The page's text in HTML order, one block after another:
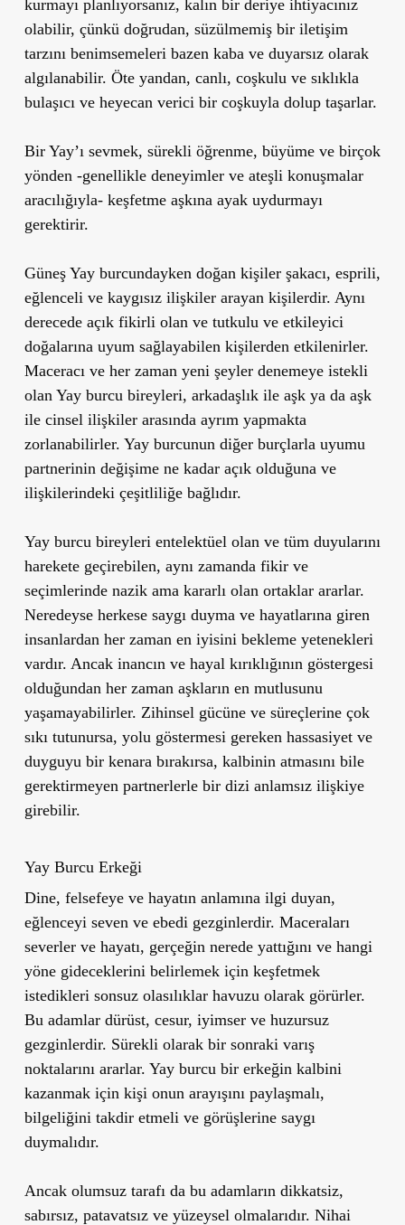
kurmayı planlıyorsanız, kalın bir deriye ihtiyacınız
olabilir, çünkü doğrudan, süzülmemiş bir iletişim
tarzını benimsemeleri bazen kaba ve duyarsız olarak
algılanabilir. Öte yandan, canlı, coşkulu ve sıklıkla
bulaşıcı ve heyecan verici bir coşkuyla dolup taşarlar.
Bir Yay’ı sevmek, sürekli öğrenme, büyüme ve birçok
yönden -genellikle deneyimler ve ateşli konuşmalar
aracılığıyla- keşfetme aşkına ayak uydurmayı
gerektirir.
Güneş Yay burcundayken doğan kişiler şakacı, esprili,
eğlenceli ve kaygısız ilişkiler arayan kişilerdir. Aynı
derecede açık fikirli olan ve tutkulu ve etkileyici
doğalarına uyum sağlayabilen kişilerden etkilenirler.
Maceracı ve her zaman yeni şeyler denemeye istekli
olan Yay burcu bireyleri, arkadaşlık ile aşk ya da aşk
ile cinsel ilişkiler arasında ayrım yapmakta
zorlanabilirler. Yay burcunun diğer burçlarla uyumu
partnerinin değişime ne kadar açık olduğuna ve
ilişkilerindeki çeşitliliğe bağlıdır.
Yay burcu bireyleri entelektüel olan ve tüm duyularını
harekete geçirebilen, aynı zamanda fikir ve
seçimlerinde nazik ama kararlı olan ortaklar ararlar.
Neredeyse herkese saygı duyma ve hayatlarına giren
insanlardan her zaman en iyisini bekleme yetenekleri
vardır. Ancak inancın ve hayal kırıklığının göstergesi
olduğundan her zaman aşkların en mutlusunu
yaşamayabilirler. Zihinsel gücüne ve süreçlerine çok
sıkı tutunursa, yolu göstermesi gereken hassasiyet ve
duyguyu bir kenara bırakırsa, kalbinin atmasını bile
gerektirmeyen partnerlerle bir dizi anlamsız ilişkiye
girebilir.
Yay Burcu Erkeği
Dine, felsefeye ve hayatın anlamına ilgi duyan,
eğlenceyi seven ve ebedi gezginlerdir. Maceraları
severler ve hayatı, gerçeğin nerede yattığını ve hangi
yöne gideceklerini belirlemek için keşfetmek
istedikleri sonsuz olasılıklar havuzu olarak görürler.
Bu adamlar dürüst, cesur, iyimser ve huzursuz
gezginlerdir. Sürekli olarak bir sonraki varış
noktalarını ararlar. Yay burcu bir erkeğin kalbini
kazanmak için kişi onun arayışını paylaşmalı,
bilgeliğini takdir etmeli ve görüşlerine saygı
duymalıdır.
Ancak olumsuz tarafı da bu adamların dikkatsiz,
sabırsız, patavatsız ve yüzeysel olmalarıdır. Nihai